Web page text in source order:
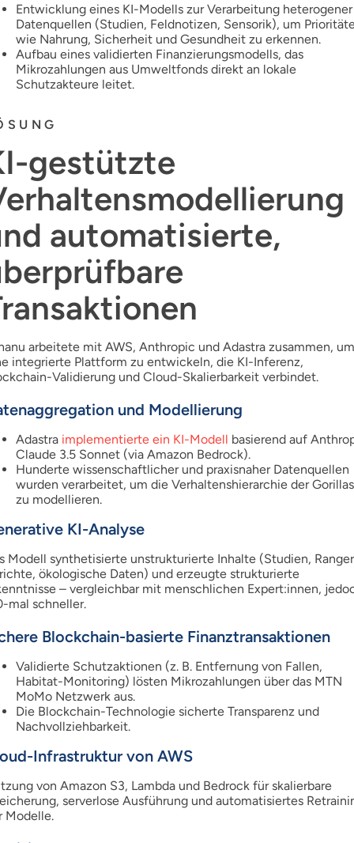
Entwicklung eines KI-Modells zur Verarbeitung heterogener
Datenquellen (Studien, Feldnotizen, Sensorik), um
wie Nahrung, Sicherheit und Gesundheit zu erkennen.
Aufbau eines validierten Finanzierungsmodells, das
Mikrozahlungen aus Umweltfonds direkt an lokale
Schutzakteure leitet.
gestützte
automatisierte,
arbeitete mit AWS, Anthropic und Adastra zusammen, um
integrierte Plattform zu entwickeln, die KI-Inferenz,
Validierung und Cloud-Skalierbarkeit verbindet.
und Modellierung
Adastra implementierte ein KI-Modell basierend auf
Claude 3.5 Sonnet (via Amazon Bedrock).
Hunderte wissenschaftlicher und praxisnaher Datenquellen
wurden verarbeitet, um die Verhaltenshierarchie der Gorillas
zu modellieren.
KI-Analyse
Modell synthetisierte unstrukturierte Inhalte (Studien,
ökologische Daten) und erzeugte strukturierte
– vergleichbar mit menschlichen Expert:innen,
mal schneller.
Blockchain-basierte Finanztransaktionen
Validierte Schutzaktionen (z. B. Entfernung von Fallen,
Habitat-Monitoring) lösten Mikrozahlungen über das MTN
MoMo Netzwerk aus.
Die Blockchain-Technologie sicherte Transparenz und
Nachvollziehbarkeit.
Infrastruktur von AWS
von Amazon S3, Lambda und Bedrock für skalierbare
serverlose Ausführung und automatisiertes
Modelle.